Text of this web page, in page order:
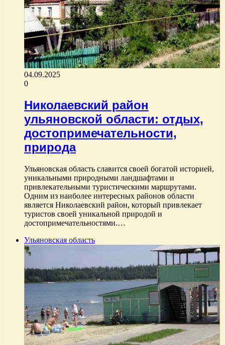
04.09.2025
0
Николаевский район
ульяновской области: отдых,
достопримечательности,
природа
Ульяновская область славится своей богатой историей,
уникальными природными ландшафтами и
привлекательными туристическими маршрутами.
Одним из наиболее интересных районов области
является Николаевский район, который привлекает
туристов своей уникальной природой и
достопримечательностями.…
Ульяновская область